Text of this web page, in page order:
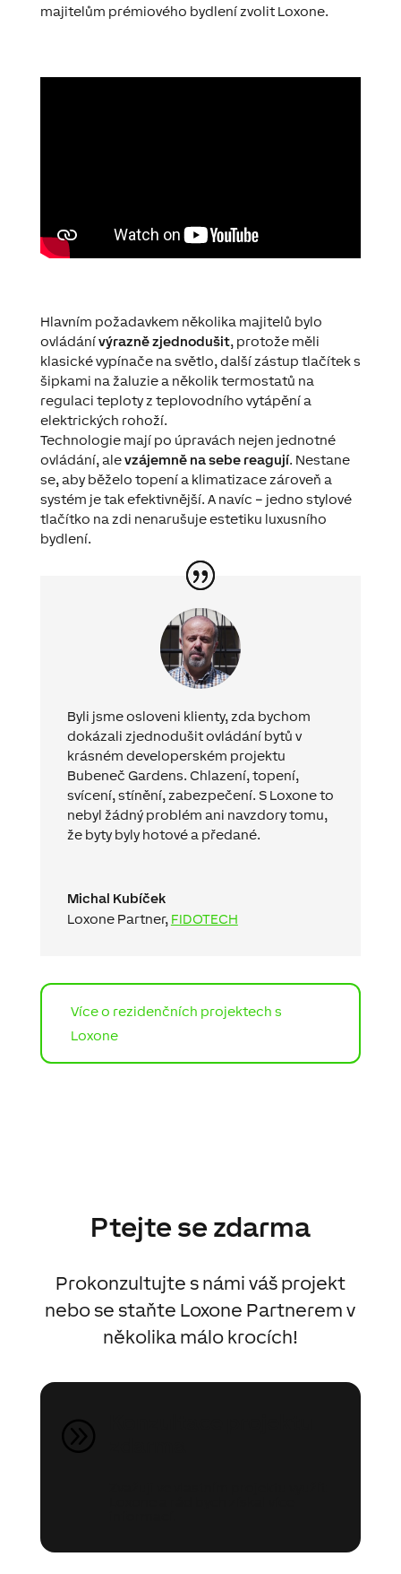
majitelům prémiového bydlení zvolit Loxone.
Hlavním požadavkem několika majitelů bylo
ovládánívýrazně zjednodušit, protože měli
klasické vypínače na světlo, další zástup tlačítek s
šipkami na žaluzie a několik termostatů na
regulaci teploty z teplovodního vytápění a
elektrických rohoží.
Technologie mají po úpravách nejen jednotné
ovládání, alevzájemně na sebe reagují. Nestane
se, aby běželo topení a klimatizace zároveň a
systém je tak efektivnější. A navíc – jedno stylové
tlačítko na zdi nenarušuje estetiku luxusního
bydlení.
Byli jsme osloveni klienty, zda bychom
dokázali zjednodušit ovládání bytů v
krásném developerském projektu
Bubeneč Gardens. Chlazení, topení,
svícení, stínění, zabezpečení. S Loxone to
nebyl žádný problém ani navzdory tomu,
že byty byly hotové a předané.
Michal Kubíček
Loxone Partner, FIDOTECH
Více o rezidenčních projektech s
Loxone
Ptejte se zdarma
Prokonzultujte s námi váš projekt
nebo se staňte Loxone Partnerem v
několika málo krocích!